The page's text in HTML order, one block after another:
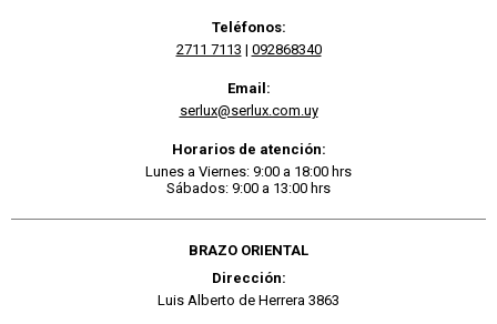
Teléfonos:
2711 7113 | 092868340
Email:
serlux@serlux.com.uy
Horarios de atención:
Lunes a Viernes: 9:00 a 18:00 hrs
Sábados: 9:00 a 13:00 hrs
BRAZO ORIENTAL
Dirección:
Luis Alberto de Herrera 3863